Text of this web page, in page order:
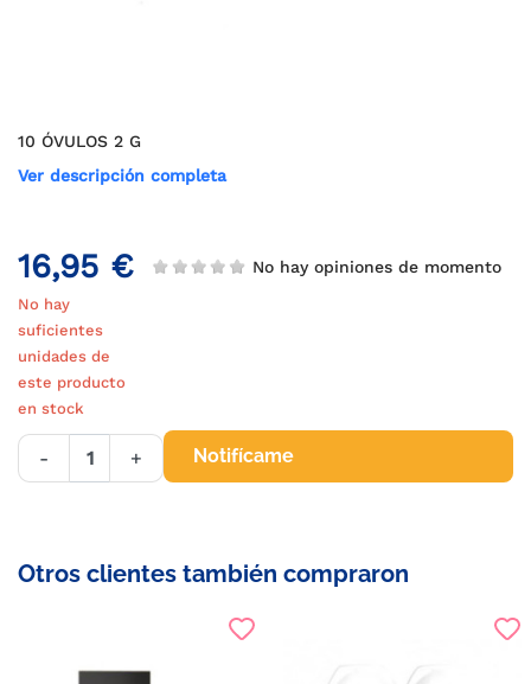
10 ÓVULOS 2 G
Ver descripción completa
16,95 € No hay opiniones de momento
No hay
suficientes
unidades de
este producto
en stock
- + Notifícame
Otros clientes también compraron